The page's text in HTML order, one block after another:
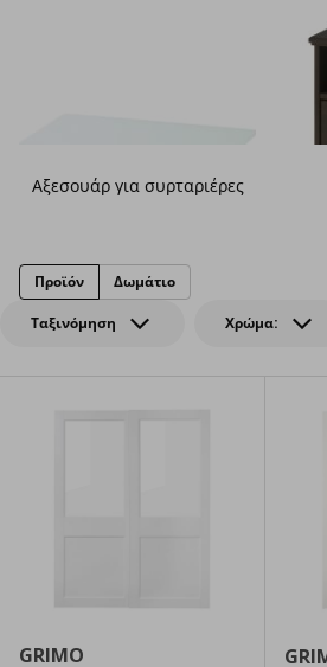
Αξεσουάρ για συρταριέρες
Ταξινόμηση Χρώμα:
Προϊόν Δωμάτιο
GRIMO